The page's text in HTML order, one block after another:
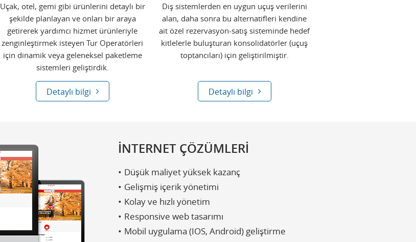
Uçak, otel, gemi gibi ürünlerini detaylı bir
şekilde planlayan ve onları bir araya
getirerek yardımcı hizmet ürünleriyle
zenginleştirmek isteyen Tur Operatörleri
için dinamik veya geleneksel paketleme
sistemleri geliştirdik.
Detaylı bilgi
Dış sistemlerden en uygun uçuş verilerini
alan, daha sonra bu alternatifleri kendine
ait özel rezervasyon-satış sisteminde hedef
kitlelerle buluşturan konsolidatörler (uçuş
toptancıları) için geliştirilmiştir.
Detaylı bilgi
İNTERNET ÇÖZÜMLERİ
Düşük maliyet yüksek kazanç
Gelişmiş içerik yönetimi
Kolay ve hızlı yönetim
Responsive web tasarımı
Mobil uygulama (IOS, Android) geliştirme